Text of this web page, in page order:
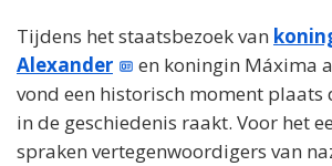
Tijdens het staatsbezoek van
Alexander
en koningin Máxima
vond een historisch moment plaats
in de geschiedenis raakt. Voor het
spraken vertegenwoordigers van